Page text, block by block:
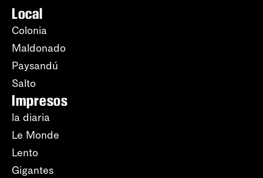
Local
Colonia
Maldonado
Paysandú
Salto
Impresos
la diaria
Le Monde
Lento
Gigantes